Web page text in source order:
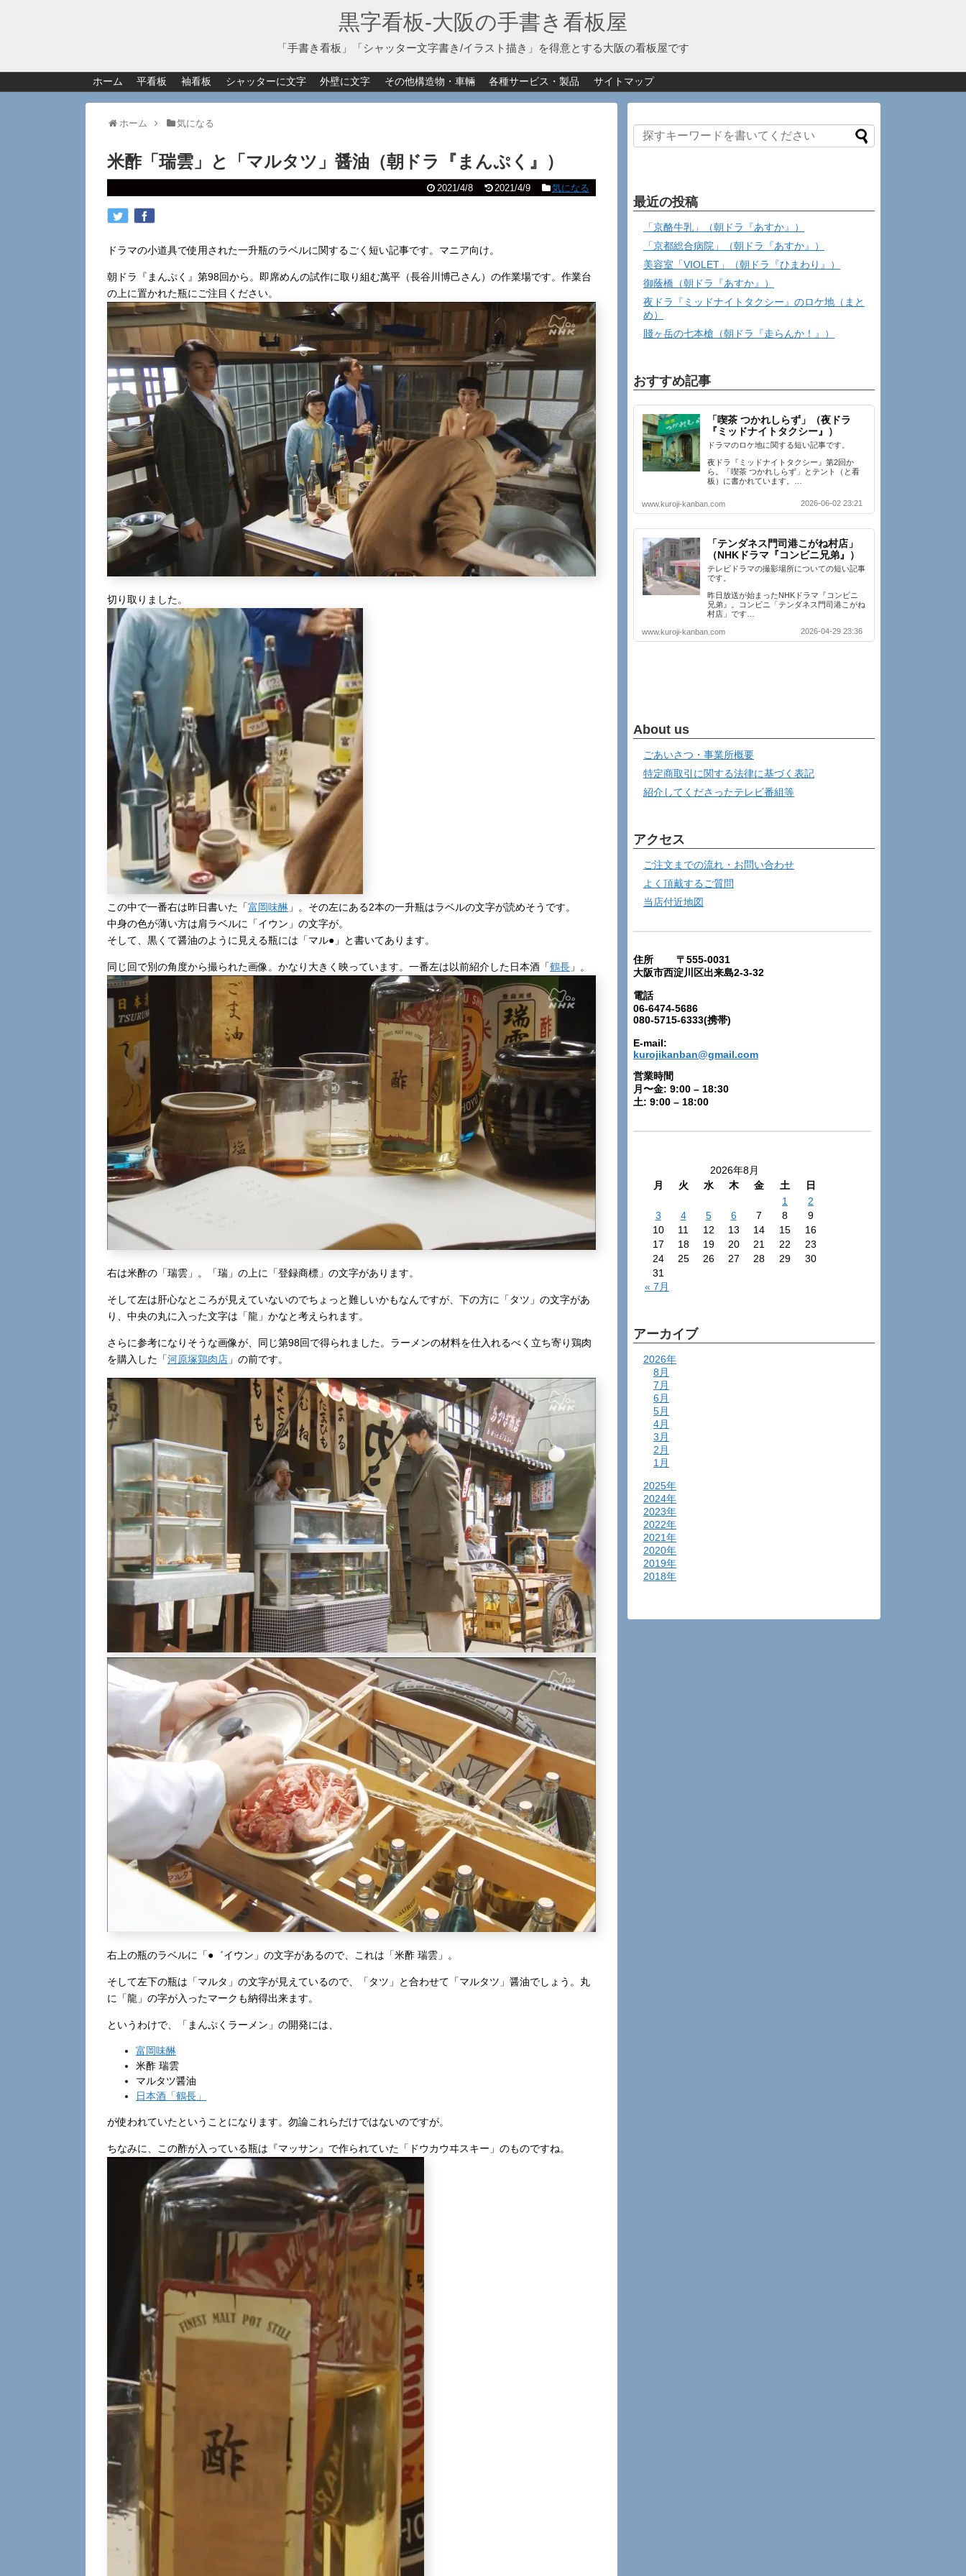
黒字看板‐大阪の手書き看板屋
「手書き看板」「シャッター文字書き/イラスト描き」を得意とする大阪の看板屋です
ホーム 平看板 袖看板 シャッターに文字 外壁に文字 その他構造物・車輛 各種サービス・製品 サイトマップ
ホーム 気になる
米酢「瑞雲」と「マルタツ」醤油（朝ドラ『まんぷく』）
2021/4/8 2021/4/9 気になる
ドラマの小道具で使用された一升瓶のラベルに関するごく短い記事です。マニア向け。
朝ドラ『まんぷく』第98回から。即席めんの試作に取り組む萬平（長谷川博己さん）の作業場です。作業台
の上に置かれた瓶にご注目ください。
切り取りました。
この中で一番右は昨日書いた「富岡味醂 」。その左にある2本の一升瓶はラベルの文字が読めそうです。
中身の色が薄い方は肩ラベルに「イウン」の文字が。
そして、黒くて醤油のように見える瓶には「マル●」と書いてあります。
同じ回で別の角度から撮られた画像。かなり大きく映っています。一番左は以前紹介した日本酒「鶴長 」。
右は米酢の「瑞雲」。「瑞」の上に「登録商標」の文字があります。
そして左は肝心なところが見えていないのでちょっと難しいかもなんですが、下の方に「タツ」の文字があ
り、中央の丸に入った文字は「龍」かなと考えられます。
さらに参考になりそうな画像が、同じ第98回で得られました。ラーメンの材料を仕入れるべく立ち寄り鶏肉
を購入した「河原塚鶏肉店 」の前です。
右上の瓶のラベルに「●゛イウン」の文字があるので、これは「米酢 瑞雲」。
そして左下の瓶は「マルタ」の文字が見えているので、「タツ」と合わせて「マルタツ」醤油でしょう。丸
に「龍」の字が入ったマークも納得出来ます。
というわけで、「まんぷくラーメン」の開発には、
富岡味醂
米酢 瑞雲
マルタツ醤油
日本酒「鶴長」
が使われていたということになります。勿論これらだけではないのですが。
ちなみに、この酢が入っている瓶は『マッサン』で作られていた「ドウカウヰスキー」のものですね。
最近の投稿
「京酪牛乳」（朝ドラ『あすか』）
「京都総合病院」（朝ドラ『あすか』）
美容室「VIOLET」（朝ドラ『ひまわり』）
御蔭橋（朝ドラ『あすか』）
夜ドラ『ミッドナイトタクシー』のロケ地（まと
め）
賤ヶ岳の七本槍（朝ドラ『走らんか！』）
おすすめ記事
「喫茶 つかれしらず」（夜ドラ
『ミッドナイトタクシー』）
ドラマのロケ地に関する短い記事です。
夜ドラ『ミッドナイトタクシー』第2回か
ら。「喫茶 つかれしらず」とテント（と看
板）に書かれています。…
www.kuroji-kanban.com 2026-06-02 23:21
「テンダネス門司港こがね村店」
（NHKドラマ『コンビニ兄弟』）
テレビドラマの撮影場所についての短い記事
です。
昨日放送が始まったNHKドラマ『コンビニ
兄弟』。コンビニ「テンダネス門司港こがね
村店」です…
www.kuroji-kanban.com 2026-04-29 23:36
About us
ごあいさつ・事業所概要
特定商取引に関する法律に基づく表記
紹介してくださったテレビ番組等
アクセス
ご注文までの流れ・お問い合わせ
よく頂戴するご質問
当店付近地図
住所 〒555-0031
大阪市西淀川区出来島2-3-32
電話
06-6474-5686
080-5715-6333(携帯)
E-mail:
kurojikanban@gmail.com
営業時間
月〜金: 9:00 – 18:30
土: 9:00 – 18:00
2026年8月
月
火 水 木 金 土
日
1
2
3
4 5 6 7 8
9
10
11 12 13 14 15
16
17
18 19 20 21 22
23
24
25 26 27 28 29
30
31
« 7月
アーカイブ
2026年
8月
7月
6月
5月
4月
3月
2月
1月
2025年
2024年
2023年
2022年
2021年
2020年
2019年
2018年